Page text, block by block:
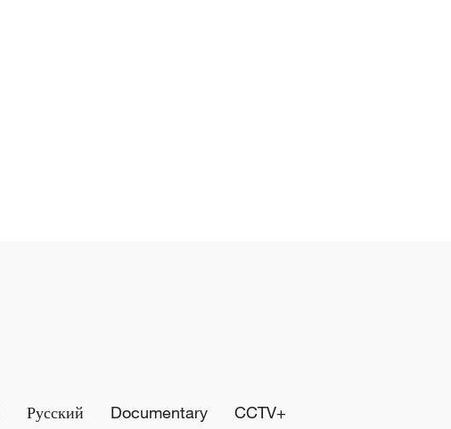
Русский Documentary CCTV+